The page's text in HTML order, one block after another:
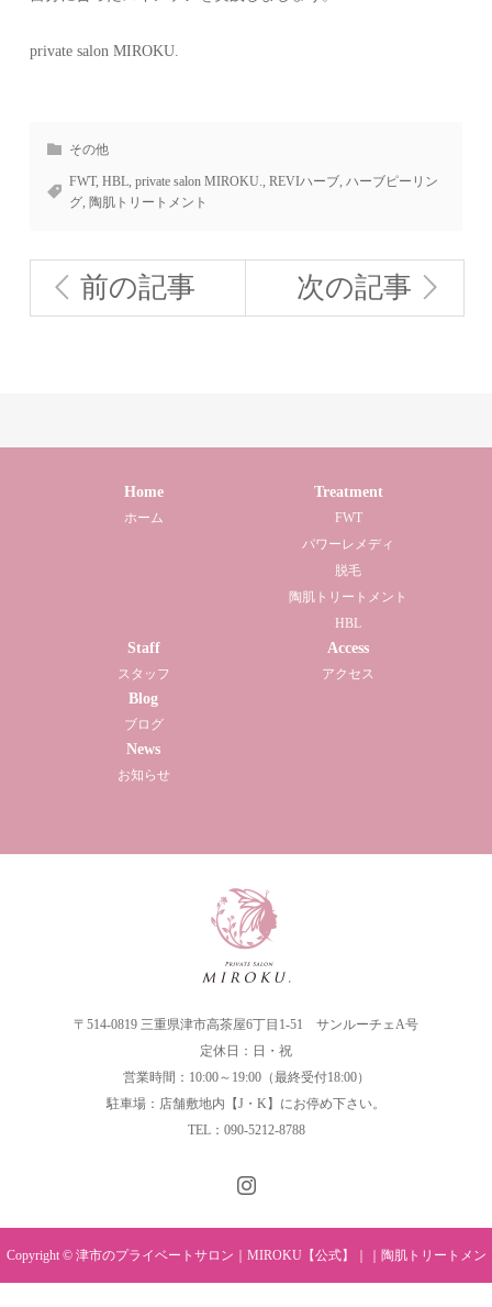
private salon MIROKU.
その他
FWT,HBL ,private salon MIROKU. ,REVIハーブ ,ハーブピーリン
グ ,陶肌トリートメント
前の記事 次の記事
Home
ホーム
Treatment
FWT
パワーレメディ
脱毛
陶肌トリートメント
HBL
Staff
スタッフ
Blog
ブログ
News
お知らせ
Access
アクセス
〒514-0819 三重県津市高茶屋6丁目1-51 サンルーチェA号
定休日：日・祝
営業時間：10:00～19:00（最終受付18:00）
駐車場：店舗敷地内【J・K】にお停め下さい。
TEL：090-5212-8788
Copyright © 津市のプライベートサロン｜MIROKU【公式】｜｜陶肌トリートメン